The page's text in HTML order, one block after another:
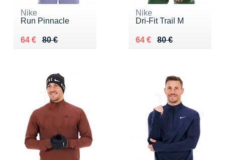
Nike
Run Pinnacle
80 €
Au lieu de 80 €
64 €
Vendu 64 €
Nike
Dri-Fit Trail M
80 €
Au lieu de 80 €
64 €
Vendu 64 €